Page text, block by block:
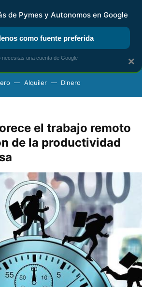
KIT DIGITAL RENTA
Alquiler Dinero
el trabajo remoto
de la productividad
×
de Pymes y Autonomos en Google
como fuente preferida
necesitas una cuenta de Google